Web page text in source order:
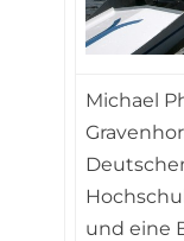
Michael
und eine